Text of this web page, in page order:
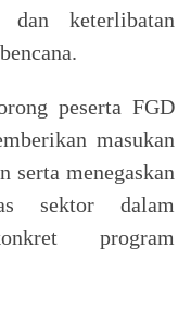
dan keterlibatan
peserta FGD
masukan
serta menegaskan
sektor dalam
program